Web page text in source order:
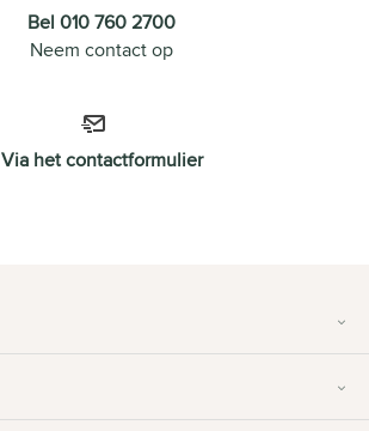
Bel 010 760 2700
Neem contact op
Via het contactformulier